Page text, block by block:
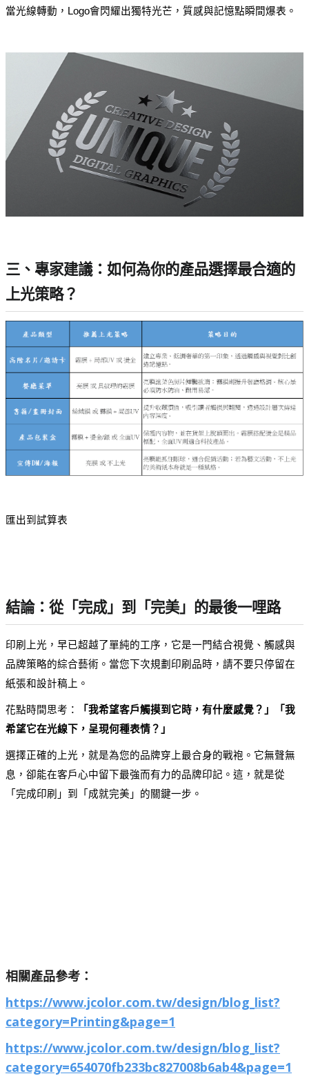
當光線轉動，Logo會閃耀出獨特光芒，質感與記憶點瞬間爆表。
三、專家建議：如何為你的產品選擇最合適的
上光策略？
匯出到試算表
結論：從「完成」到「完美」的最後一哩路
印刷上光，早已超越了單純的工序，它是一門結合視覺、觸感與
品牌策略的綜合藝術。當您下次規劃印刷品時，請不要只停留在
紙張和設計稿上。
花點時間思考：
「我希望客戶觸摸到它時，有什麼感覺？」「我
希望它在光線下，呈現何種表情？」
選擇正確的上光，就是為您的品牌穿上最合身的戰袍。它無聲無
息，卻能在客戶心中留下最強而有力的品牌印記。這，就是從
「完成印刷」到「成就完美」的關鍵一步。
相關產品參考：
https://www.jcolor.com.tw/design/blog_list?
category=Printing&page=1
https://www.jcolor.com.tw/design/blog_list?
category=654070fb233bc827008b6ab4&page=1